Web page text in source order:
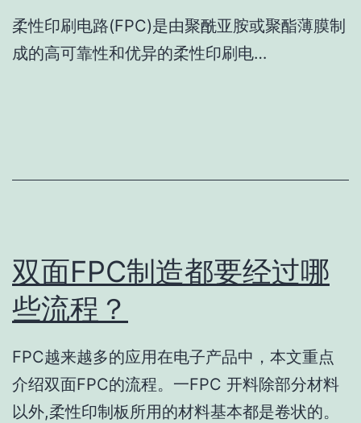
柔性印刷电路(FPC)是由聚酰亚胺或聚酯薄膜制
成的高可靠性和优异的柔性印刷电…
双面FPC制造都要经过哪
些流程？
FPC越来越多的应用在电子产品中，本文重点
介绍双面FPC的流程。一FPC 开料除部分材料
以外,柔性印制板所用的材料基本都是卷状的。